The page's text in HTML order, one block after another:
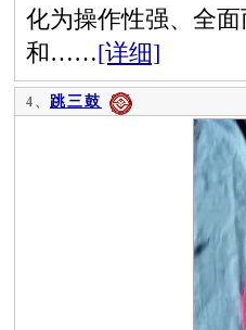
化为操作性强、全
和……[详细]
4、 跳三鼓